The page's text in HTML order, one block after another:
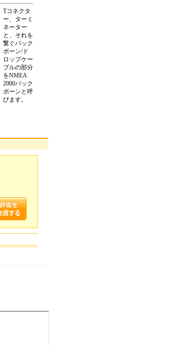
Tコネクタ
ー、ターミ
ネーター
と、それを
繋ぐバック
ボーン/ド
ロップケー
ブルの部分
をNMEA
2000バック
ボーンと呼
びます。